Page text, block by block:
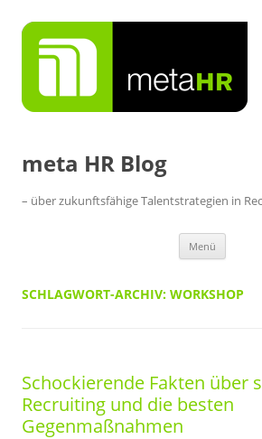
Inhalt
springen
meta HR Blog
– über zukunftsfähige Talentstrategien in
Menü
SCHLAGWORT-ARCHIV: WORKSHOP
Schockierende Fakten über
Recruiting und die besten
Gegenmaßnahmen